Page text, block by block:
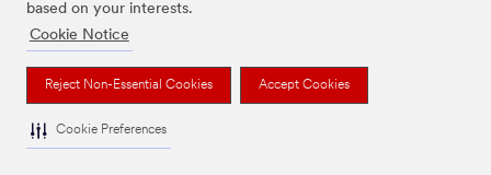
based on your interests.
Cookie Notice
Reject Non-Essential Cookies Accept Cookies
Cookie Preferences